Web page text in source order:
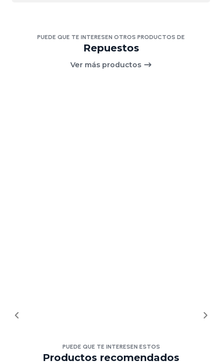
PUEDE QUE TE INTERESEN OTROS PRODUCTOS DE
Repuestos
Ver más productos
PUEDE QUE TE INTERESEN ESTOS
Productos recomendados